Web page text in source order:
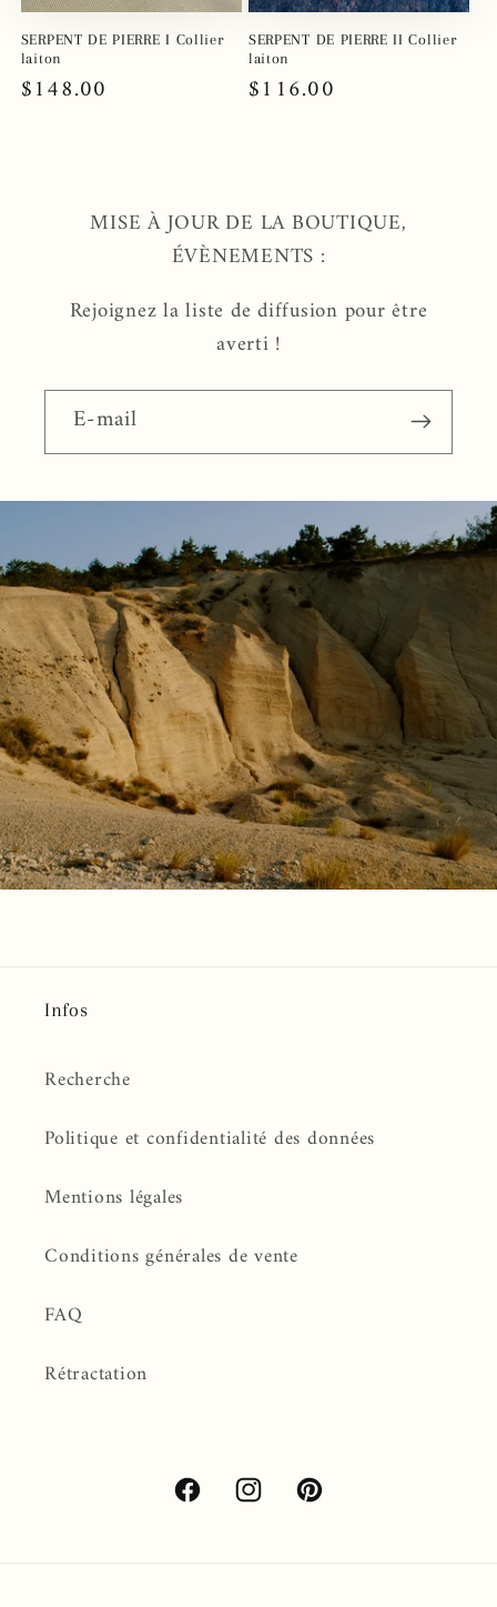
SERPENT DE PIERRE I Collier
laiton
Prix
$148.00
SERPENT DE PIERRE II Collier
laiton
Prix
$116.00
MISE À JOUR DE LA BOUTIQUE,
ÉVÈNEMENTS :
Rejoignez la liste de diffusion pour être
averti !
E-mail
Infos
Recherche
Politique et confidentialité des données
Mentions légales
Conditions générales de vente
FAQ
Rétractation
FacebookInstagramPinterest